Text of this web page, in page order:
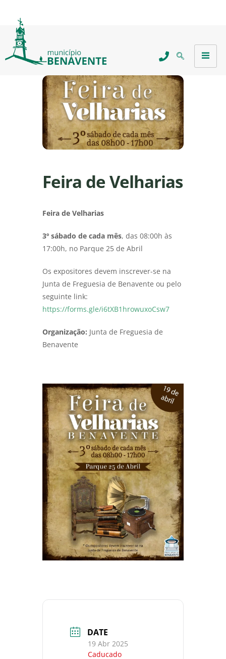
Feira de Velharias
Feira de Velharias
3º sábado de cada mês, das 08:00h às
17:00h, no Parque 25 de Abril
Os expositores devem inscrever-se na
Junta de Freguesia de Benavente ou pelo
seguinte link:
https://forms.gle/i6tXB1hrowuxoCsw7
Organização: Junta de Freguesia de
Benavente
DATE
19 Abr 2025
Caducado